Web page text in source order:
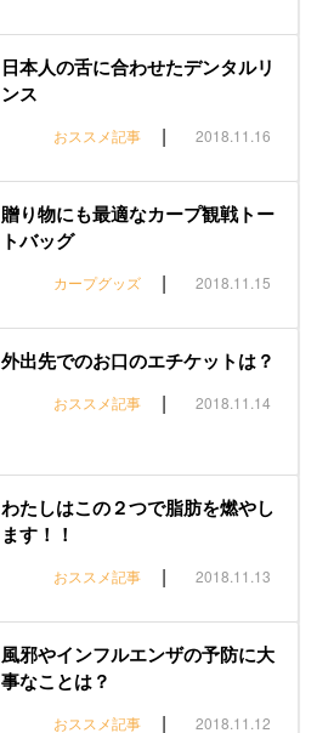
日本人の舌に合わせたデンタルリ
ンス
おススメ記事 | 2018.11.16
贈り物にも最適なカープ観戦トー
トバッグ
カープグッズ | 2018.11.15
外出先でのお口のエチケットは？
おススメ記事 | 2018.11.14
わたしはこの２つで脂肪を燃やし
ます！！
おススメ記事 | 2018.11.13
風邪やインフルエンザの予防に大
事なことは？
おススメ記事 | 2018.11.12